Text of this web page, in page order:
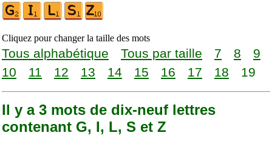
Cliquez pour changer la taille des mots
Tous alphabétique Tous par taille 7 8
9
10
11 12 13 14 15 16 17 18 19
Il y a 3 mots de dix-neuf lettres
contenant G, I, L, S et Z